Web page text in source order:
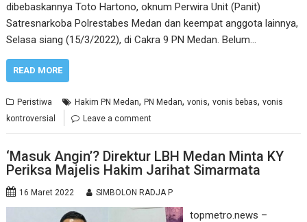
dibebaskannya Toto Hartono, oknum Perwira Unit (Panit)
Satresnarkoba Polrestabes Medan dan keempat anggota lainnya,
Selasa siang (15/3/2022), di Cakra 9 PN Medan. Belum…
READ MORE
Peristiwa Hakim PN Medan,PN Medan,vonis,vonis bebas,vonis
kontroversial
Leave a comment
‘Masuk Angin’? Direktur LBH Medan Minta KY
Periksa Majelis Hakim Jarihat Simarmata
16 Maret 2022 SIMBOLON RADJA P
topmetro.news –